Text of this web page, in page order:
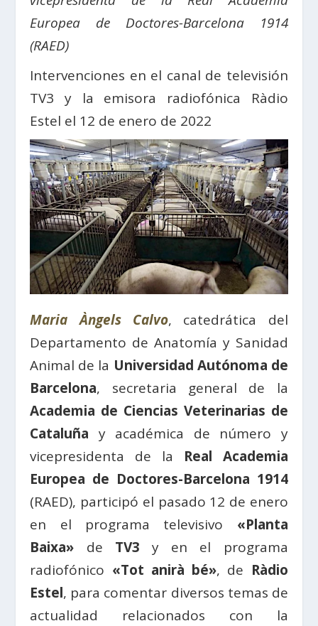
Europea de Doctores-Barcelona 1914
(RAED)
Intervenciones en el canal de televisión
TV3 y la emisora radiofónica Ràdio
Estel el 12 de enero de 2022
Maria Àngels Calvo, catedrática del
Departamento de Anatomía y Sanidad
Animal de la Universidad Autónoma de
Barcelona, secretaria general de la
Academia de Ciencias Veterinarias de
Cataluña y académica de número y
vicepresidenta de la Real Academia
Europea de Doctores-Barcelona 1914
(RAED), participó el pasado 12 de enero
en el programa televisivo «Planta
Baixa» de TV3 y en el programa
radiofónico «Tot anirà bé», de Ràdio
Estel, para comentar diversos temas de
actualidad relacionados con la